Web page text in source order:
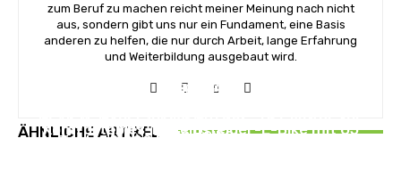
zum Beruf zu machen reicht meiner Meinung nach nicht
aus, sondern gibt uns nur ein Fundament, eine Basis
anderen zu helfen, die nur durch Arbeit, lange Erfahrung
und Weiterbildung ausgebaut wird.
ÄHNLICHE ARTIKEL
TECH&CO
die Beine
TECH&CO
Komfortables Tiefeinsteiger-E-Bike mit 65
Review: Dreame X60 Pro Ultra Complete im
Test: 42.000 Pa, 100 °C Moppwäsche &